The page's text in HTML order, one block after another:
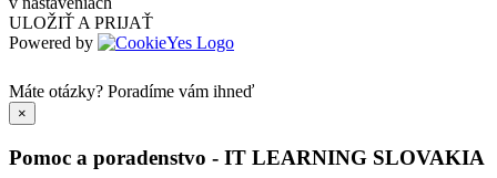
ULOŽIŤ A PRIJAŤ
Powered by
Máte otázky? Poradíme vám ihneď
×
Pomoc a poradenstvo - IT LEARNING SLOVAKIA